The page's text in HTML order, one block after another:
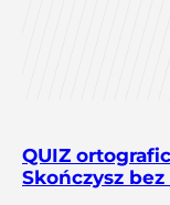
QUIZ
Skończysz bez